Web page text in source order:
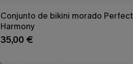
Conjunto de bikini morado Perfect
Harmony
35,00 €